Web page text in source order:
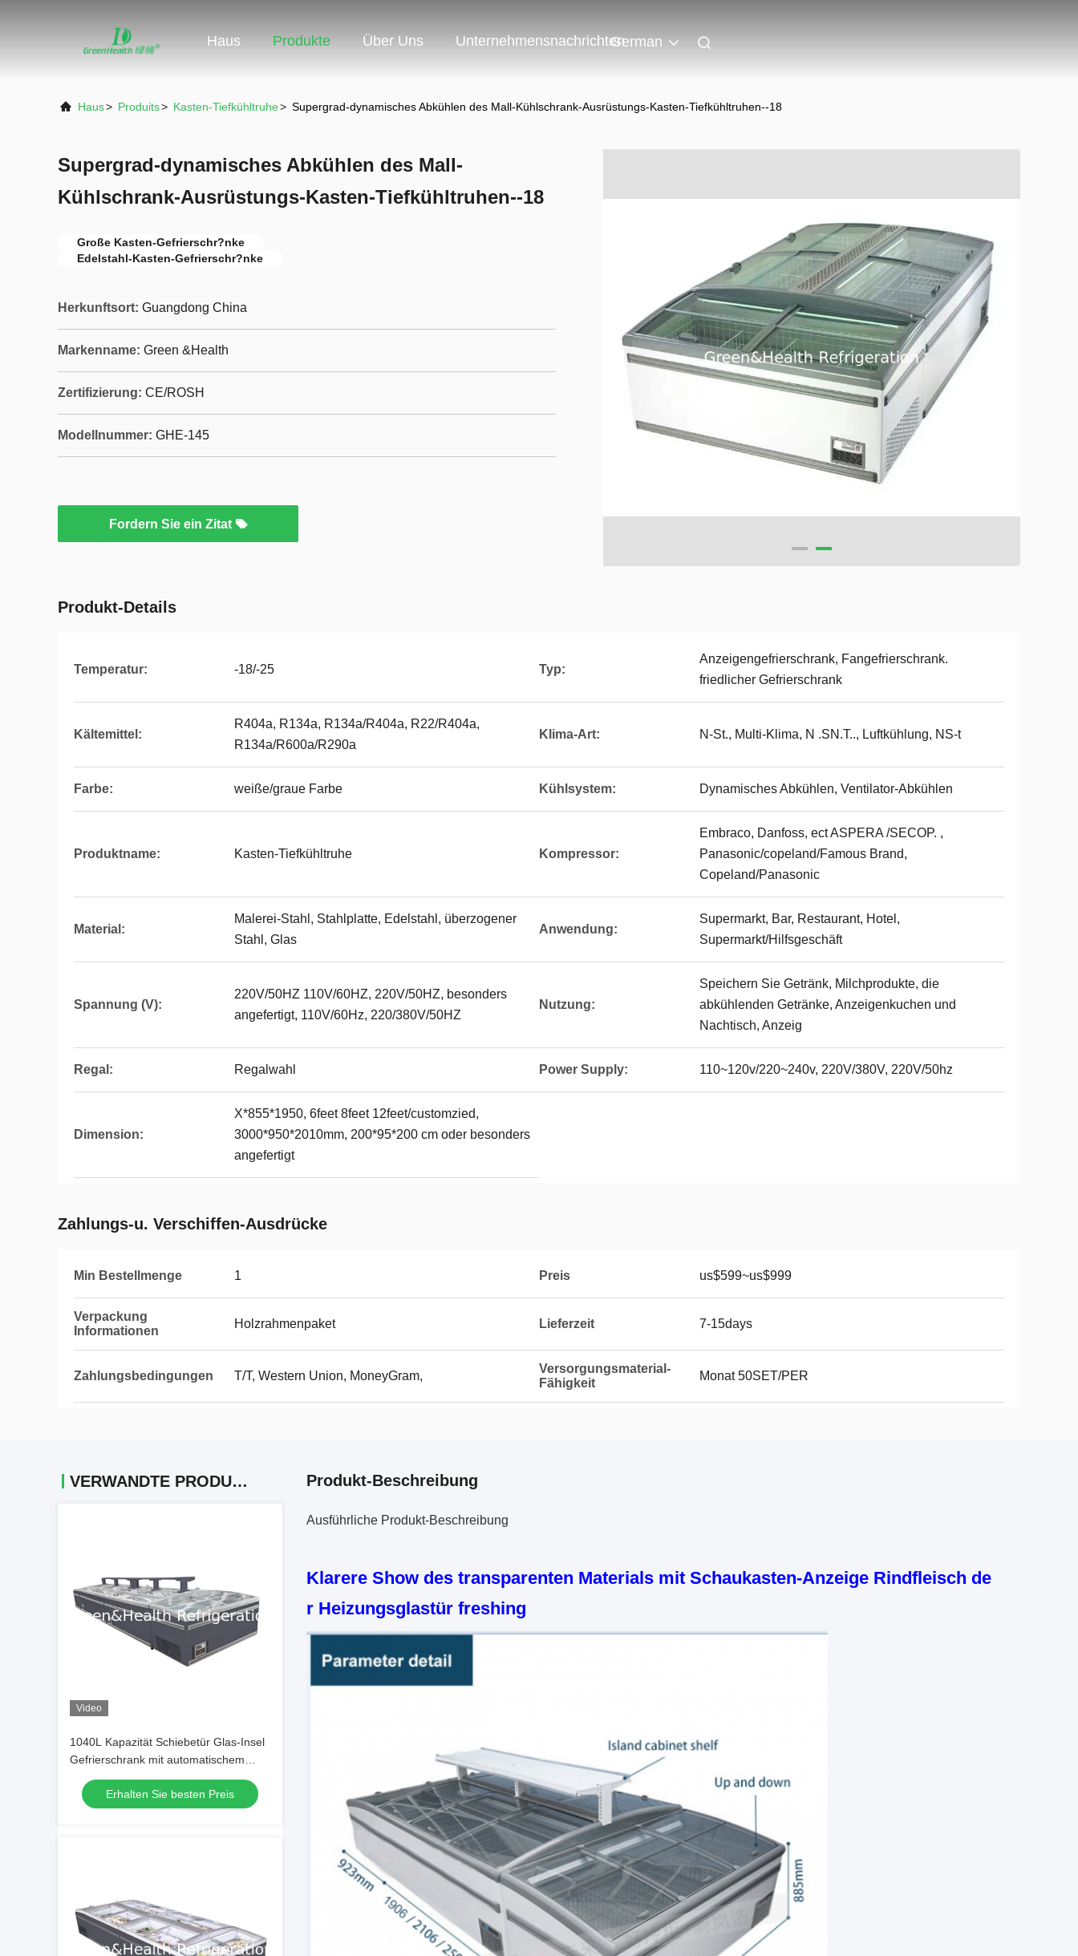
Haus Produkte Über Uns UnternehmensnachrichtenGerman
Haus> Produits> Kasten-Tiefkühltruhe> Supergrad-dynamisches Abkühlen des Mall-Kühlschrank-Ausrüstungs-Kasten-Tiefkühltruhen--18
Supergrad-dynamisches Abkühlen des Mall-
Kühlschrank-Ausrüstungs-Kasten-Tiefkühltruhen--18
Große Kasten-Gefrierschr?nke
Edelstahl-Kasten-Gefrierschr?nke
Herkunftsort: Guangdong China
Markenname: Green &Health
Zertifizierung: CE/ROSH
Modellnummer: GHE-145
Fordern Sie ein Zitat
Produkt-Details
Temperatur: -18/-25 Typ:
Anzeigengefrierschrank, Fangefrierschrank.
friedlicher Gefrierschrank
Kältemittel:
R404a, R134a, R134a/R404a, R22/R404a,
R134a/R600a/R290a
Klima-Art: N-St., Multi-Klima, N .SN.T.., Luftkühlung, NS-t
Farbe: weiße/graue Farbe Kühlsystem: Dynamisches Abkühlen, Ventilator-Abkühlen
Produktname: Kasten-Tiefkühltruhe Kompressor:
Embraco, Danfoss, ect ASPERA /SECOP. ,
Panasonic/copeland/Famous Brand,
Copeland/Panasonic
Material:
Malerei-Stahl, Stahlplatte, Edelstahl, überzogener
Stahl, Glas
Anwendung:
Supermarkt, Bar, Restaurant, Hotel,
Supermarkt/Hilfsgeschäft
Spannung (V):
220V/50HZ 110V/60HZ, 220V/50HZ, besonders
angefertigt, 110V/60Hz, 220/380V/50HZ
Nutzung:
Speichern Sie Getränk, Milchprodukte, die
abkühlenden Getränke, Anzeigenkuchen und
Nachtisch, Anzeig
Regal: Regalwahl Power Supply: 110~120v/220~240v, 220V/380V, 220V/50hz
Dimension:
X*855*1950, 6feet 8feet 12feet/customzied,
3000*950*2010mm, 200*95*200 cm oder besonders
angefertigt
Zahlungs-u. Verschiffen-Ausdrücke
Min Bestellmenge 1 Preis us$599~us$999
Verpackung
Informationen
Holzrahmenpaket Lieferzeit 7-15days
Zahlungsbedingungen T/T, Western Union, MoneyGram,
Versorgungsmaterial-
Fähigkeit
Monat 50SET/PER
VERWANDTE PRODUKTE
Video
1040L Kapazität Schiebetür Glas-Insel
Gefrierschrank mit automatischem
Auftauen für gewerbliche Zwecke
Erhalten Sie besten Preis
Produkt-Beschreibung
Ausführliche Produkt-Beschreibung
Klarere Show des transparenten Materials mit Schaukasten-Anzeige Rindfleisch de
r Heizungsglastür freshing